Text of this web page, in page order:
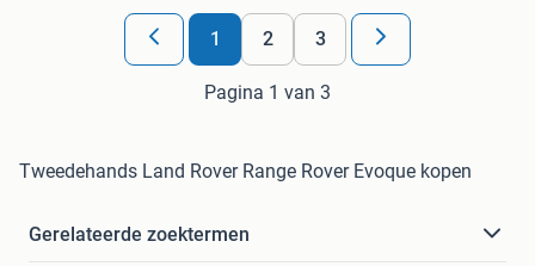
1 2 3
Pagina 1 van 3
Tweedehands Land Rover Range Rover Evoque kopen
Gerelateerde zoektermen